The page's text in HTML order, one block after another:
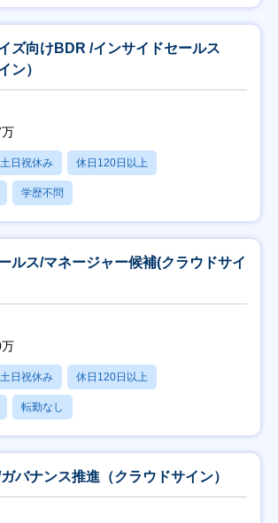
ズ向けBDR /インサイドセールス
ン）
土日祝休み 休日120日以上
学歴不問
ルス/マネージャー候補(クラウドサイ
土日祝休み 休日120日以上
転勤なし
バナンス推進（クラウドサイン）